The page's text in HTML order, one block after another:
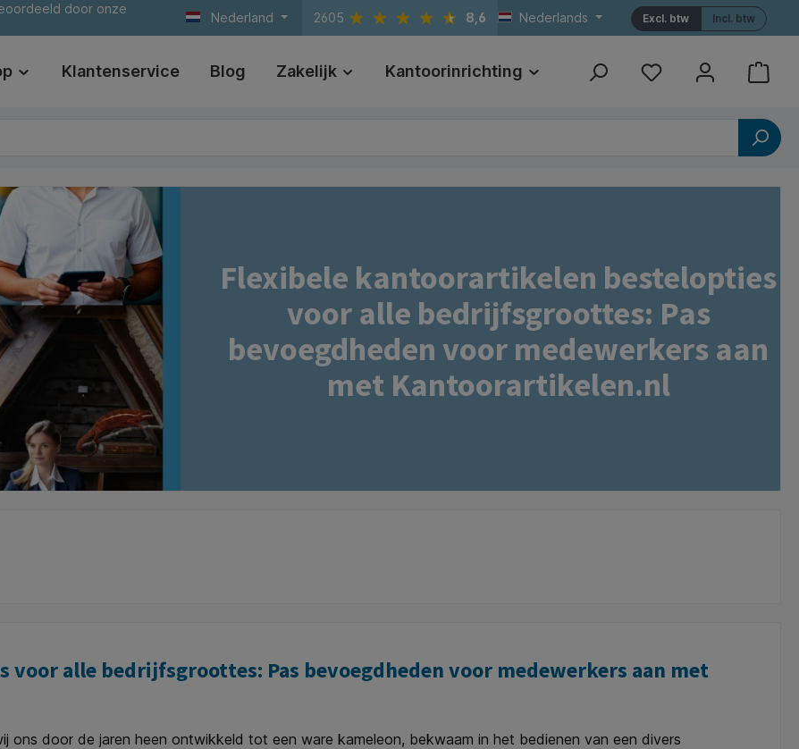
door onze
Nederland 2605 8,6 Nederlands Incl. btw
Excl. btw
Klantenservice Blog Zakelijk Kantoorinrichting Print Referenties
Flexibele kantoorartikelen bestelopties
voor alle bedrijfsgroottes: Pas
bevoegdheden voor medewerkers aan
met Kantoorartikelen.nl
alle bedrijfsgroottes: Pas bevoegdheden voor medewerkers aan met
ons door de jaren heen ontwikkeld tot een ware kameleon, bekwaam in het bedienen van een divers